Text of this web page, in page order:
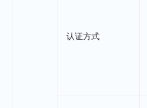
认证方式